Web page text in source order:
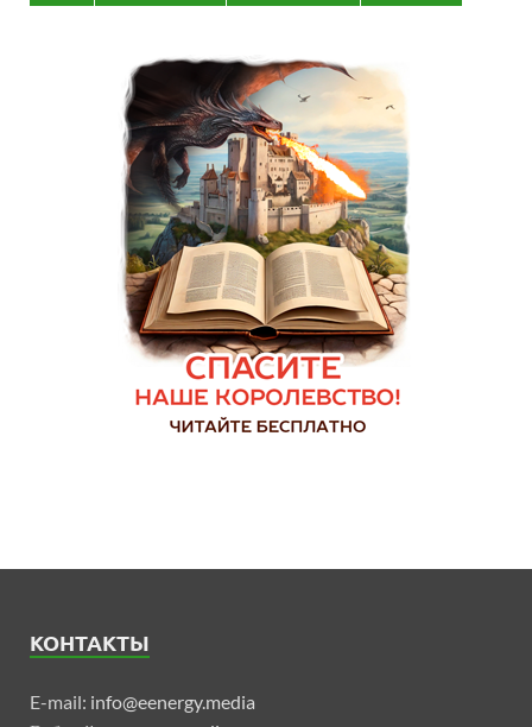
КОНТАКТЫ
E-mail: info@eenergy.media